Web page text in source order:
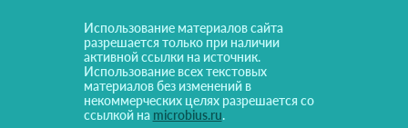
Использование материалов сайта
разрешается только при наличии
активной ссылки на источник.
Использование всех текстовых
материалов без изменений в
некоммерческих целях разрешается со
ссылкой на microbius.ru.